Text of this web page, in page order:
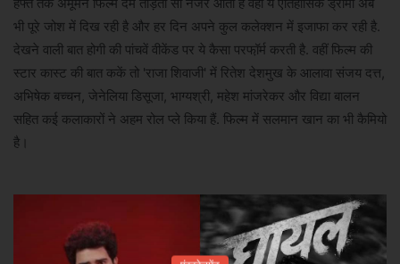
भी पूरे जोश में दिख रही है और हर दिन अपने कुल कलेक्शन में इजाफा कर रही है.
देखने वाली बात होगी की पांचवें वीकेंड पर ये कैसा परफॉ़र्म करती है. वहीं फिल्म की
स्टार कास्ट की बात ककें तो 'राजा शिवाजी' में रितेश देशमुख के आलावा संजय दत्त,
अभिषेक बच्चन, जेनेलिया डिसूजा, भाग्यश्री, महेश मांजरेकर और विद्या बालन
सहित कई कलाकारों ने अहम रोल प्ले किया हैं. फिल्म में सलमान खान का भी कैमियो
है।